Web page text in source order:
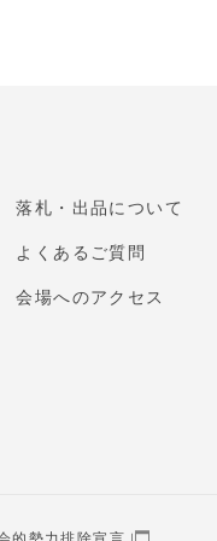
落札・出品について
よくあるご質問
会場へのアクセス